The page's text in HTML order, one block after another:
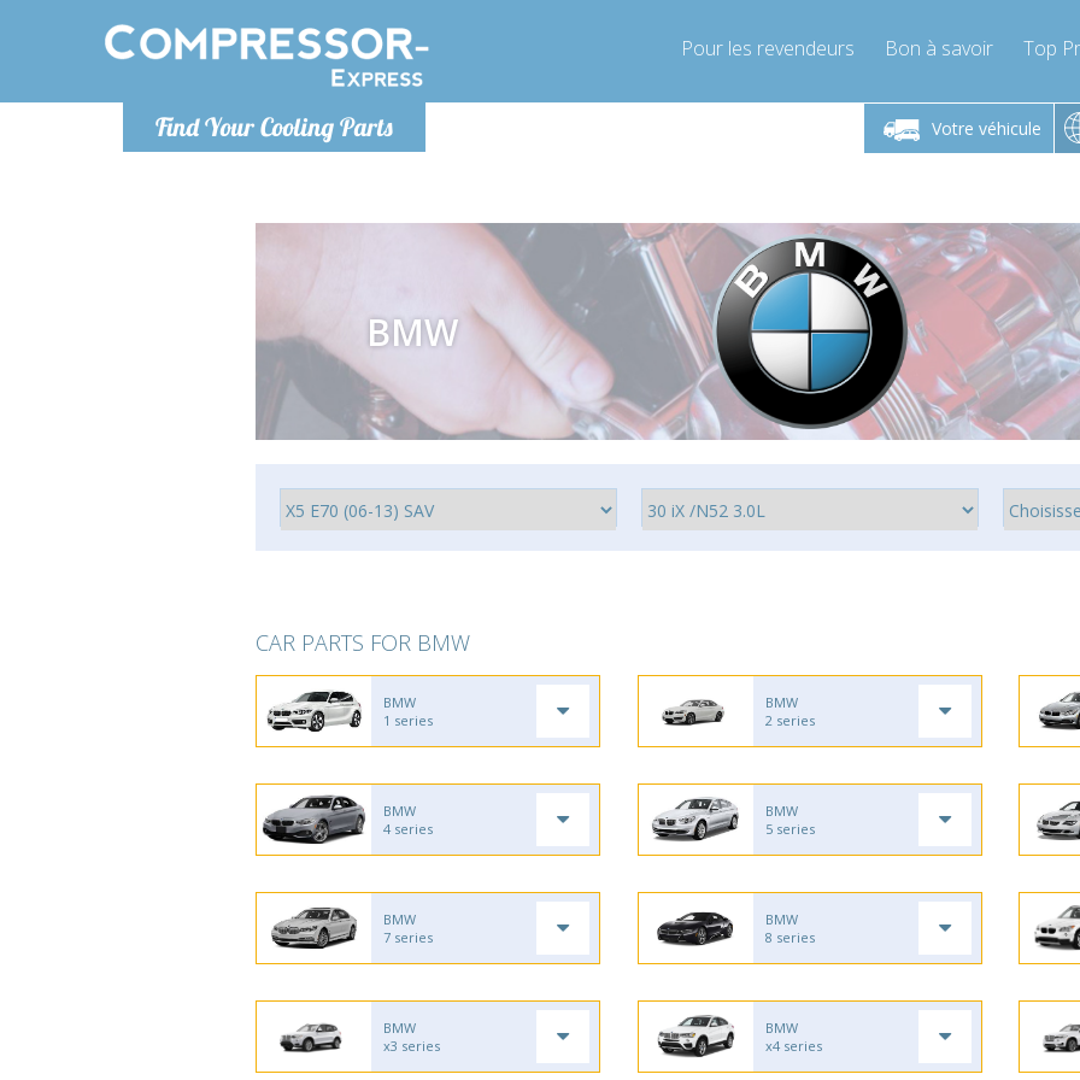
Find Your Cooling Parts
Pour les revendeurs Bon à savoir Top
Votre véhicule
Lundi-Vendredi 9h-17h Lundi-Vendredi 9h-17h
info@compressor-express.fr
Lundi-
BMW
CAR PARTS FOR BMW
BMW
1 series
BMW
2 series
BMW
4 series
BMW
5 series
BMW
7 series
BMW
8 series
BMW
x3 series
BMW
x4 series